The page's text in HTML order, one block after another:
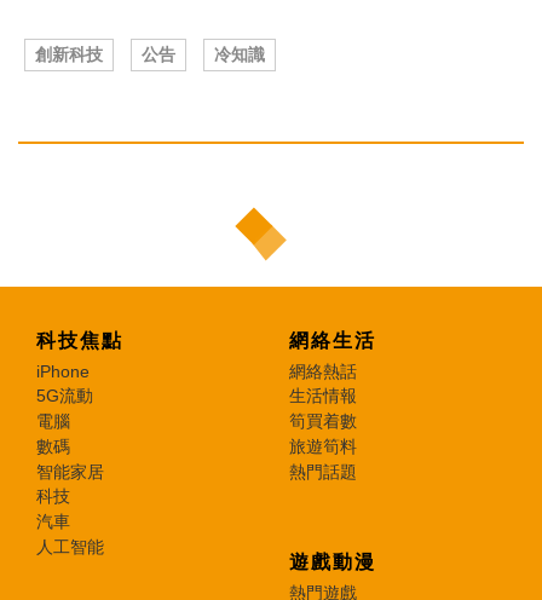
創新科技 公告 冷知識
科技焦點
iPhone
5G流動
電腦
數碼
智能家居
科技
汽車
人工智能
網絡生活
網絡熱話
生活情報
筍買着數
旅遊筍料
熱門話題
遊戲動漫
熱門遊戲